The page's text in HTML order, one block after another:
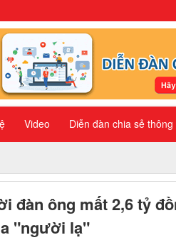
Video Diễn đàn chia sẻ
đàn ông mất 2,6 tỷ
"người lạ"